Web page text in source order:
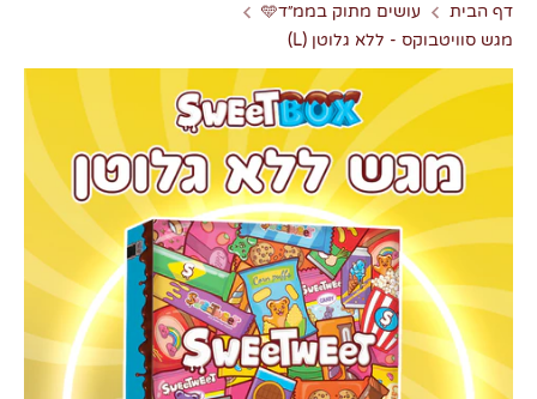
דף הבית
עושים מתוק בממ״ד🩵
מגש סוויטבוקס - ללא גלוטן (L)